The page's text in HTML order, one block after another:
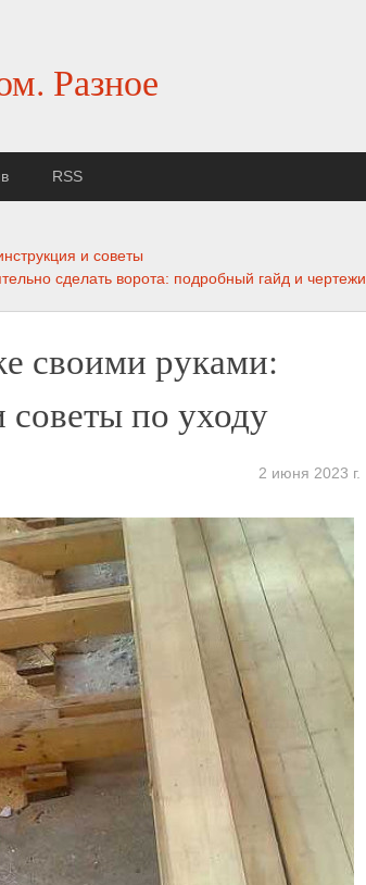
Разное
RSS
и советы
сделать ворота: подробный гайд и чертежи
своими руками:
по уходу
2 июня 2023 г.